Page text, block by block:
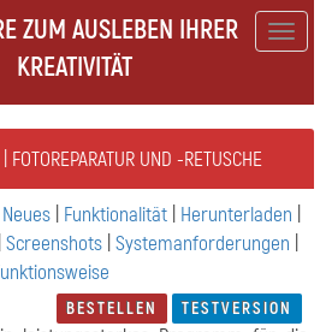
ZUM AUSLEBEN IHRER
KREATIVITÄT
| FOTOREPARATUR UND -RETUSCHE
| Funktionalität| Herunterladen
Screenshots Systemanforderungen
BESTELLEN TESTVERSION